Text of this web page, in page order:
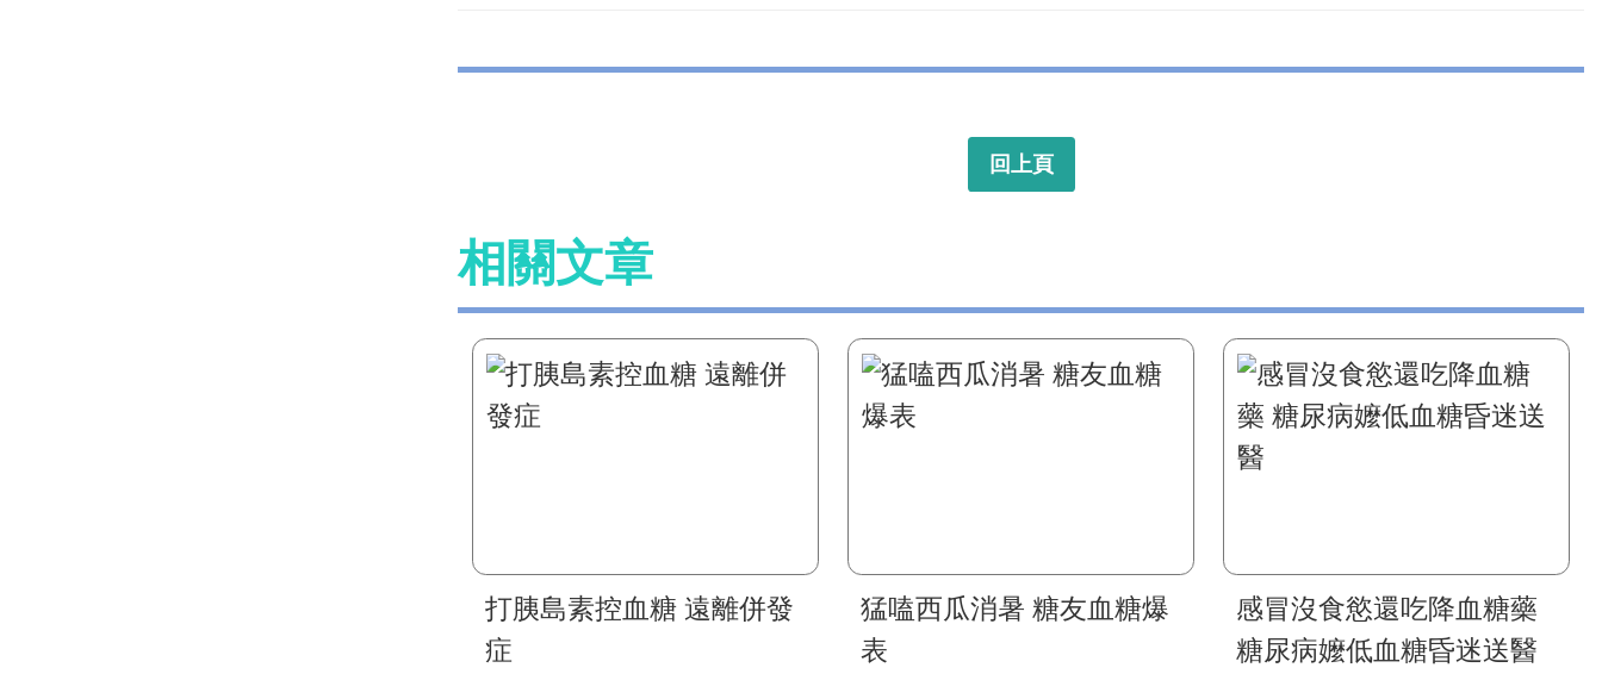
回上頁
相關文章
打胰島素控血糖 遠離併發
症
猛嗑西瓜消暑 糖友血糖爆
表
感冒沒食慾還吃降血糖藥
糖尿病嬤低血糖昏迷送醫